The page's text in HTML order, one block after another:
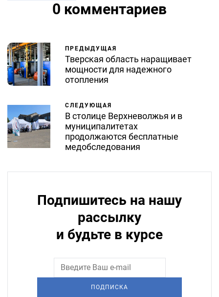
0 комментариев
ПРЕДЫДУЩАЯ
Тверская область наращивает
мощности для надежного
отопления
СЛЕДУЮЩАЯ
В столице Верхневолжья и в
муниципалитетах
продолжаются бесплатные
медобследования
Подпишитесь на нашу
рассылку
и будьте в курсе
ПОДПИСКА